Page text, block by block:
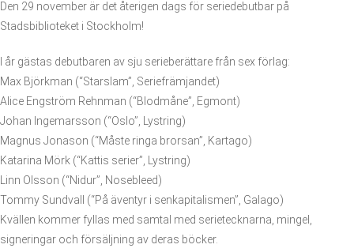
Den 29 november är det återigen dags för seriedebutbar på
Stadsbiblioteket i Stockholm!
I år gästas debutbaren av sju serieberättare från sex förlag:
Max Björkman (“Starslam”, Seriefrämjandet)
Alice Engström Rehnman (“Blodmåne”, Egmont)
Johan Ingemarsson (“Oslo”, Lystring)
Magnus Jonason (“Måste ringa brorsan”, Kartago)
Katarina Mörk (“Kattis serier”, Lystring)
Linn Olsson (“Nidur”, Nosebleed)
Tommy Sundvall (“På äventyr i senkapitalismen”, Galago)
Kvällen kommer fyllas med samtal med serietecknarna, mingel,
signeringar och försäljning av deras böcker.